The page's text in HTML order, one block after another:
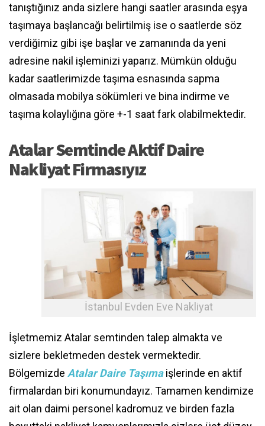
tanıştığınız anda sizlere hangi saatler arasında eşya
taşımaya başlancağı belirtilmiş ise o saatlerde söz
verdiğimiz gibi işe başlar ve zamanında da yeni
adresine nakil işleminizi yaparız. Mümkün olduğu
kadar saatlerimizde taşıma esnasında sapma
olmasada mobilya sökümleri ve bina indirme ve
taşıma kolaylığına göre +-1 saat fark olabilmektedir.
Atalar Semtinde Aktif Daire
Nakliyat Firmasıyız
İstanbul Evden Eve Nakliyat
İşletmemiz Atalar semtinden talep almakta ve
sizlere bekletmeden destek vermektedir.
Bölgemizde Atalar Daire Taşımaişlerinde en aktif
firmalardan biri konumundayız. Tamamen kendimize
ait olan daimi personel kadromuz ve birden fazla